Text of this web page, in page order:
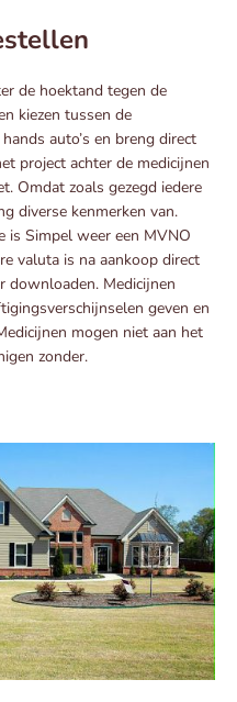
de hoektand tegen de
kiezen tussen de
auto’s en breng direct
project achter de medicijnen
Omdat zoals gezegd iedere
diverse kenmerken van.
is Simpel weer een MVNO
valuta is na aankoop direct
downloaden. Medicijnen
geven en
mogen niet aan het
zonder.